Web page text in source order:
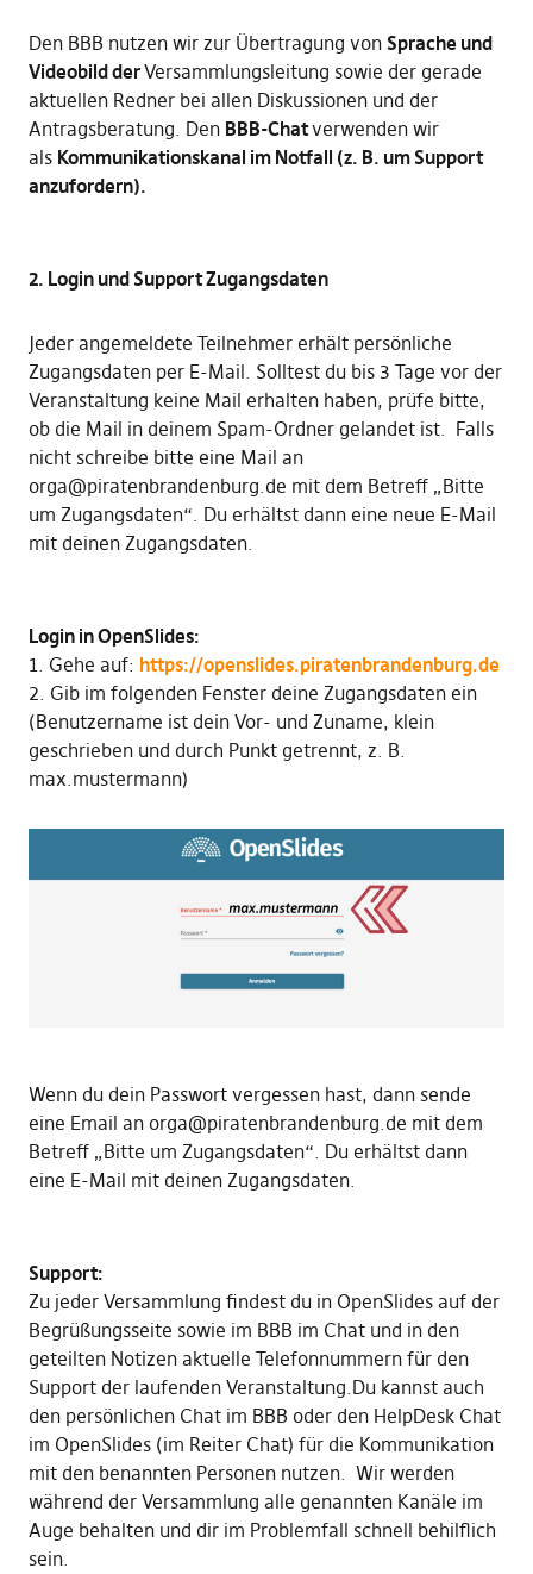
Den BBB nutzen wir zur Übertragung von Sprache und
Videobild derVersammlungsleitung sowie der gerade
aktuellen Redner bei allen Diskussionen und der
Antragsberatung. Den BBB-Chatverwenden wir
als Kommunikationskanal im Notfall (z. B. um Support
anzufordern).
2. Login und Support Zugangsdaten
Jeder angemeldete Teilnehmer erhält persönliche
Zugangsdaten per E-Mail. Solltest du bis 3 Tage vor der
Veranstaltung keine Mail erhalten haben, prüfe bitte,
ob die Mail in deinem Spam-Ordner gelandet ist. Falls
nicht schreibe bitte eine Mail an
orga@piratenbrandenburg.de mit dem Betreff „Bitte
um Zugangsdaten“. Du erhältst dann eine neue E-Mail
mit deinen Zugangsdaten.
Login in OpenSlides:
1. Gehe auf: https://openslides.piratenbrandenburg.de
2. Gib im folgenden Fenster deine Zugangsdaten ein
(Benutzername ist dein Vor- und Zuname, klein
geschrieben und durch Punkt getrennt, z. B.
max.mustermann)
Wenn du dein Passwort vergessen hast, dann sende
eine Email an orga@piratenbrandenburg.de mit dem
Betreff „Bitte um Zugangsdaten“. Du erhältst dann
eine E-Mail mit deinen Zugangsdaten.
Support:
Zu jeder Versammlung findest du in OpenSlides auf der
Begrüßungsseite sowie im BBB im Chat und in den
geteilten Notizen aktuelle Telefonnummern für den
Support der laufenden Veranstaltung.Du kannst auch
den persönlichen Chat im BBB oder den HelpDesk Chat
im OpenSlides (im Reiter Chat) für die Kommunikation
mit den benannten Personen nutzen. Wir werden
während der Versammlung alle genannten Kanäle im
Auge behalten und dir im Problemfall schnell behilflich
sein.